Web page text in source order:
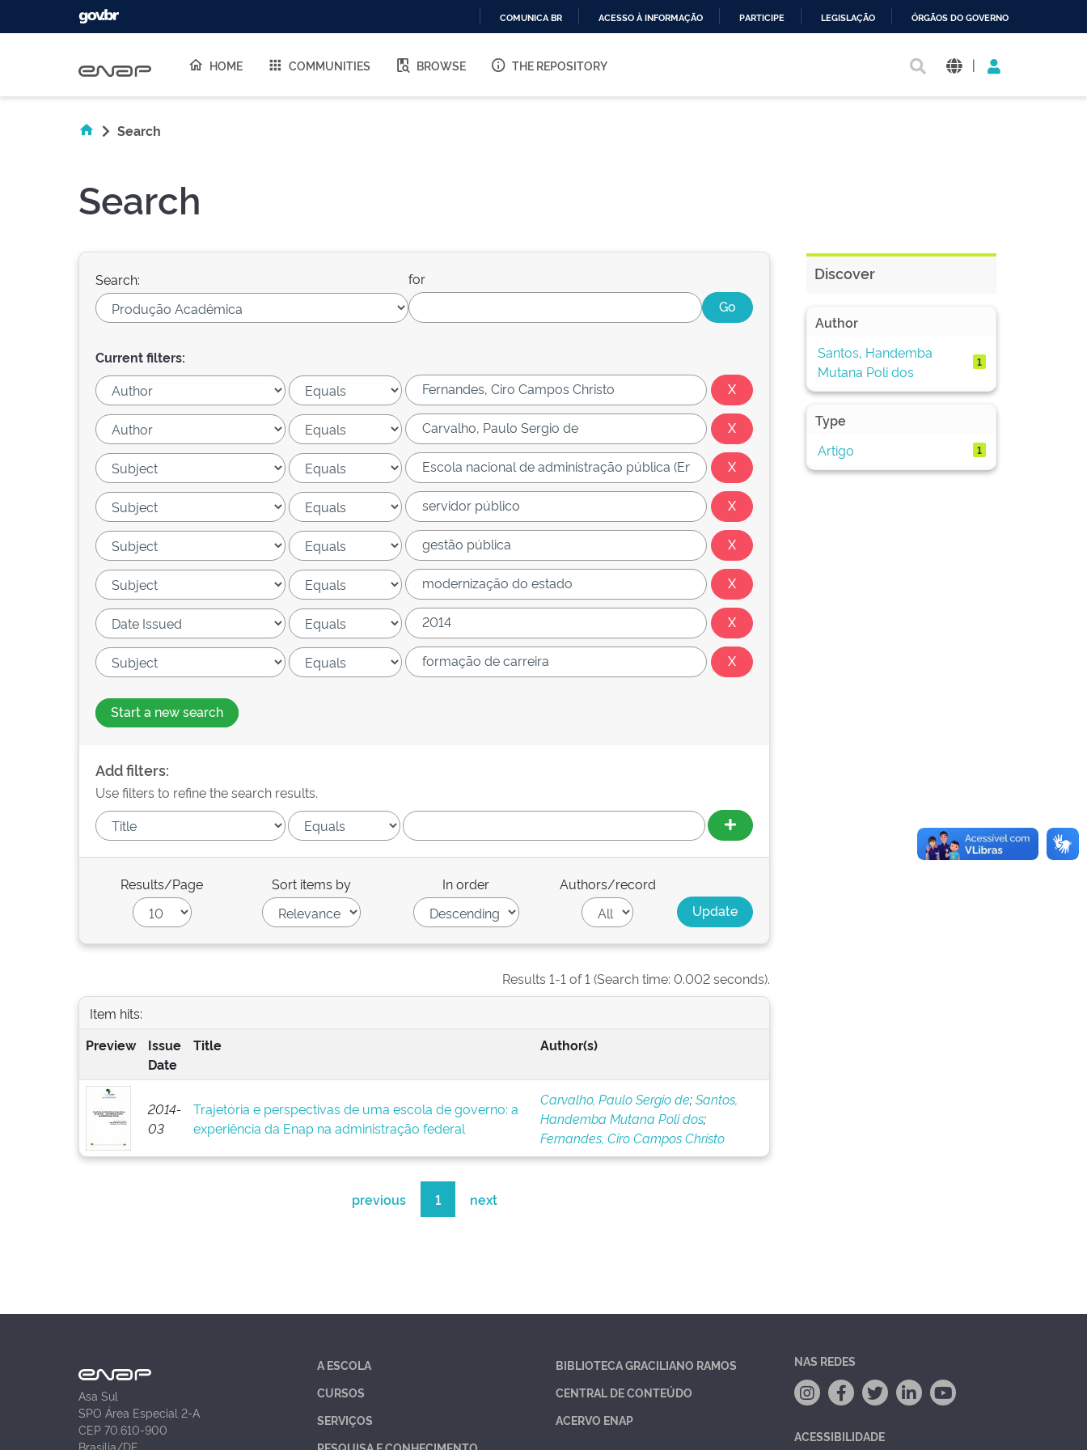
O
COMUNICA BR ACESSO À INFORMAÇÃO PARTICIPE LEGISLAÇÃO ÓRGÃOS DO GOVERNO
HOME COMMUNITIES BROWSE THE REPOSITORY |
Search
Search
Search: for
Current filters:
Start a new search
Add filters:
Use filters to refine the search results.
Results/Page Sort items by In order Authors/record
Results 1-1 of 1 (Search time: 0.002 seconds).
Item hits:
Preview
Issue
Date
Title Author(s)
2014-
03
Trajetória e perspectivas de uma escola de governo: a
experiência da Enap na administração federal
Carvalho, Paulo Sergio de;Santos,
Handemba Mutana Poli dos;
Fernandes, Ciro Campos Christo
previous 1 next
Discover
Author
Santos, Handemba
Mutana Poli dos
1
Type
Artigo
1
Asa Sul
SPO Área Especial 2-A
CEP 70.610-900
Brasília/DF
A ESCOLA
CURSOS
SERVIÇOS
BIBLIOTECA GRACILIANO RAMOS
CENTRAL DE CONTEÚDO
ACERVO ENAP
NAS REDES
ACESSIBILIDADE